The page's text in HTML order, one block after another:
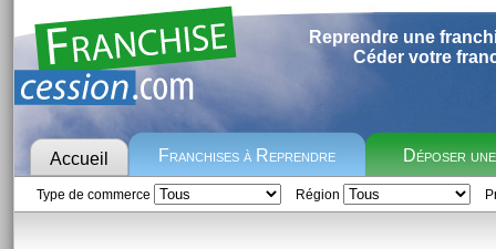
Reprendre une
Céder votre
Accueil Franchises à Reprendre Déposer
Type de commerce Région